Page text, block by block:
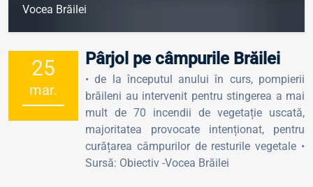
Vocea Brăilei
25
mar.
Pârjol pe câmpurile Brăilei
• de la începutul anului în curs, pompierii
brăileni au intervenit pentru stingerea a mai
mult de 70 incendii de vegetație uscată,
majoritatea provocate intenționat, pentru
curățarea câmpurilor de resturile vegetale •
Sursă: Obiectiv -Vocea Brăilei